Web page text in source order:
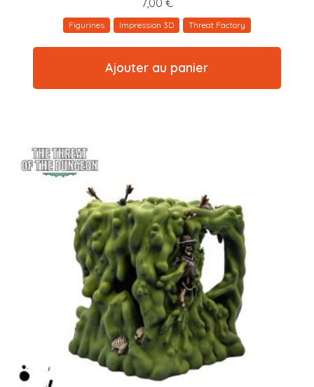
7,00 €
Figurines Impression 3D Threat Factory
Ajouter au panier